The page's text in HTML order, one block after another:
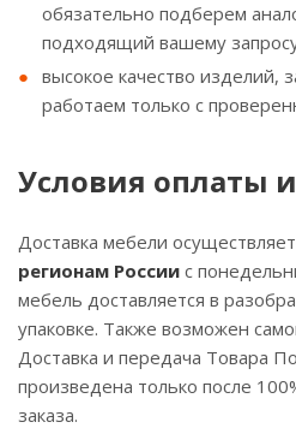
обязательно подберем
подходящий вашему
высокое качество изделий,
работаем только с
Условия оплаты
Доставка мебели
регионам России с
мебель доставляется в
упаковке. Также возможен
Доставка и передача Товара
произведена только после
заказа.